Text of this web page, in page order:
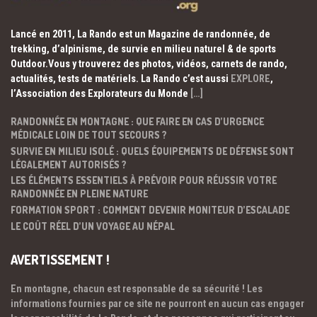
Lancé en 2011, La Rando est un Magazine de randonnée, de
trekking, d’alpinisme, de survie en milieu naturel & de sports
Outdoor.Vous y trouverez des photos, vidéos, carnets de rando,
actualités, tests de matériels. La Rando c’est aussi EXPLORE,
l’Association des Explorateurs du Monde […]
RANDONNÉE EN MONTAGNE : QUE FAIRE EN CAS D’URGENCE
MÉDICALE LOIN DE TOUT SECOURS ?
SURVIE EN MILIEU ISOLÉ : QUELS ÉQUIPEMENTS DE DÉFENSE SONT
LÉGALEMENT AUTORISÉS ?
LES ÉLÉMENTS ESSENTIELS À PRÉVOIR POUR RÉUSSIR VOTRE
RANDONNÉE EN PLEINE NATURE
FORMATION SPORT : COMMENT DEVENIR MONITEUR D’ESCALADE
LE COÛT RÉEL D’UN VOYAGE AU NÉPAL
AVERTISSEMENT !
En montagne, chacun est responsable de sa sécurité ! Les
informations fournies par ce site ne pourront en aucun cas engager